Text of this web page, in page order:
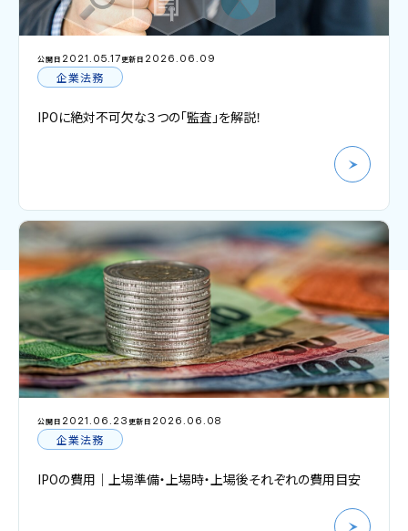
公開日 2021.05.17更新日 2026.06.09
企業法務
IPOに絶対不可欠な３つの「監査」を解説！
公開日 2021.06.23 更新日 2026.06.08
企業法務
IPOの費用｜上場準備・上場時・上場後それぞれの費用目安